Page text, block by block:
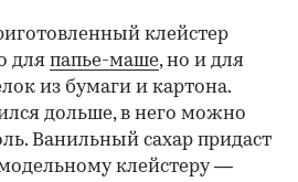
клейстер
для папье-маше, но и для
из бумаги и картона.
дольше, в него можно
Ванильный сахар придаст
клейстеру —